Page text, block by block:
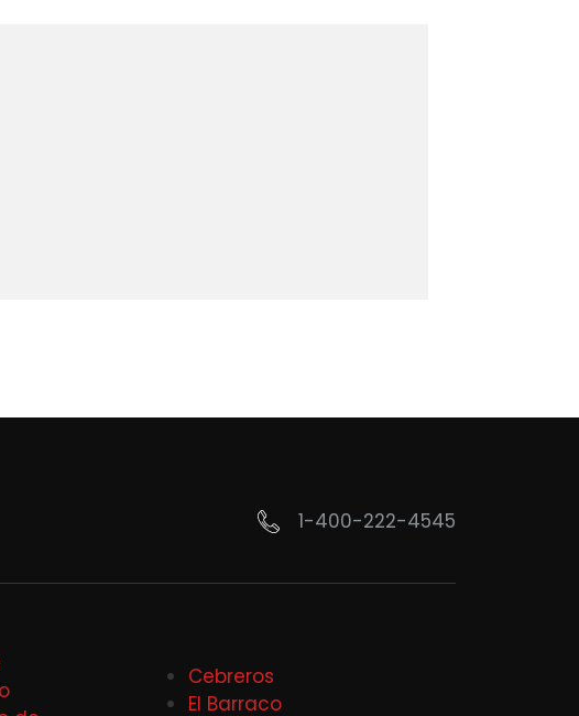
1-400-222-4545
Cebreros
El Barraco